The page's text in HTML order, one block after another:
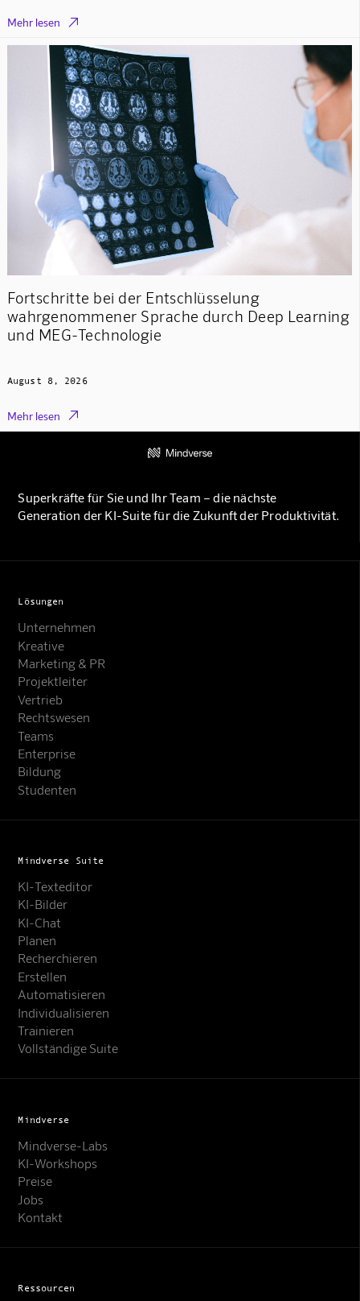
Mehr lesen 
Fortschritte bei der Entschlüsselung
wahrgenommener Sprache durch Deep Learning
und MEG-Technologie
August 8, 2026
Mehr lesen 
Superkräfte für Sie und Ihr Team – die nächste
Generation der KI-Suite für die Zukunft der Produktivität.
Lösungen
Unternehmen
Kreative
Marketing & PR
Projektleiter
Vertrieb
Rechtswesen
Teams
Enterprise
Bildung
Studenten
Mindverse Suite
KI-Texteditor
KI-Bilder
KI-Chat
Planen
Recherchieren
Erstellen
Automatisieren
Individualisieren
Trainieren
Vollständige Suite
Mindverse
Mindverse-Labs
KI-Workshops
Preise
Jobs
Kontakt
Ressourcen